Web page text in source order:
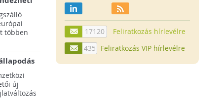
többen
28.
új
17120
Feliratkozás hírlevélre
435
Feliratkozás VIP hírlevélre